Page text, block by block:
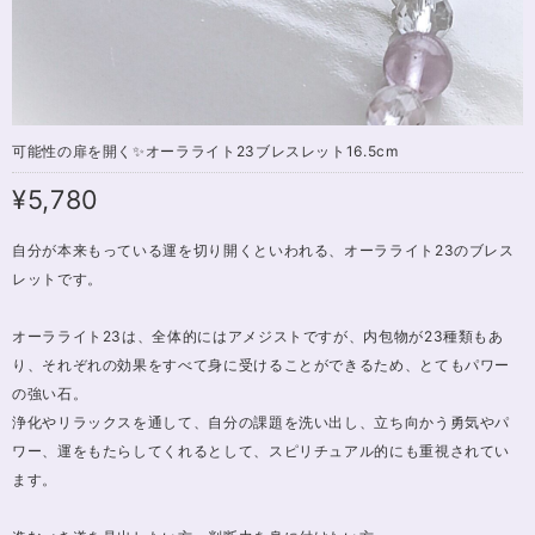
可能性の扉を開く✨オーラライト23ブレスレット16.5cm
¥5,780
自分が本来もっている運を切り開くといわれる、オーラライト23のブレス
レットです。
オーラライト23は、全体的にはアメジストですが、内包物が23種類もあ
り、それぞれの効果をすべて身に受けることができるため、とてもパワー
の強い石。
浄化やリラックスを通して、自分の課題を洗い出し、立ち向かう勇気やパ
ワー、運をもたらしてくれるとして、スピリチュアル的にも重視されてい
ます。